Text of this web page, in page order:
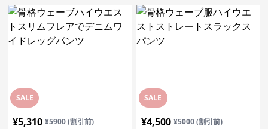
SALE
¥5,310 ¥5900(割引前)
SALE
¥4,500 ¥5000(割引前)